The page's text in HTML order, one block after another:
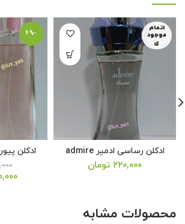
اتمام
موجود
ی
ادکلن رساسی ادمیر admire
۲۲۰,۰۰۰ تومان
-6%
ادکلن
محصولات مشابه